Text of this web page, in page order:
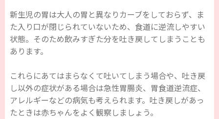
新生児の胃は大人の胃と異なりカーブをしておらず、ま
た入り口が閉じられていないため、食道に逆流しやすい
状態。そのため飲みすぎた分を吐き戻してしまうことも
あります。
これらにあてはまらなくて吐いてしまう場合や、吐き戻
し以外の症状がある場合は急性胃腸炎、胃食道逆流症、
アレルギーなどの病気も考えられます。吐き戻しがあっ
たときは赤ちゃんをよく観察しましょう。